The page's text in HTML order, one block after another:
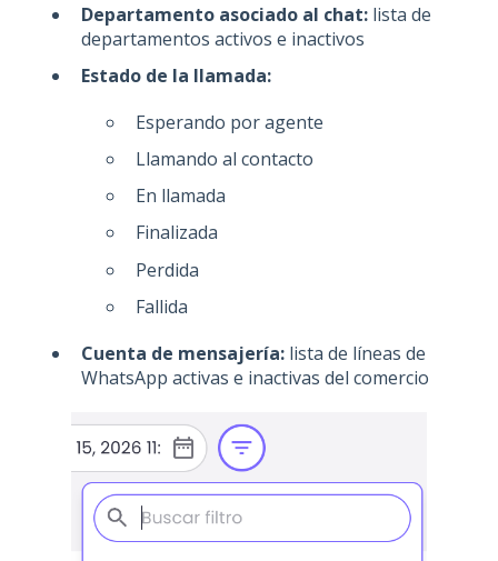
Departamento asociado al chat: lista de
departamentos activos e inactivos
Estado de la llamada:
Esperando por agente
Llamando al contacto
En llamada
Finalizada
Perdida
Fallida
Cuenta de mensajería: lista de líneas de
WhatsApp activas e inactivas del comercio